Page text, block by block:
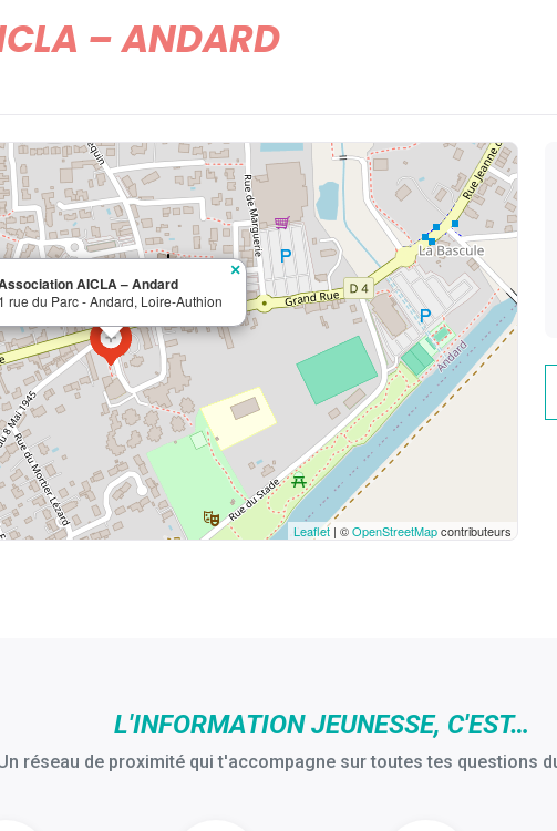
– ANDARD
×
AICLA – Andard
1 rue du Parc - Andard, Loire-Authion
Leaflet | ©OpenStreetMapcontributeurs
L'INFORMATION JEUNESSE, C'EST…
réseau de proximité qui t'accompagne sur toutes tes questions